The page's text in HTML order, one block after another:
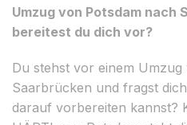
Umzug von Potsdam nach
bereitest du dich vor?
Du stehst vor einem
Saarbrücken und fragst
darauf vorbereiten kannst?